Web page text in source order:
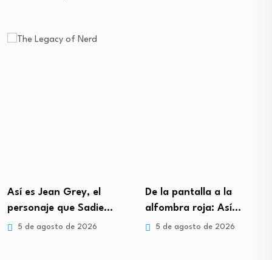
Así es Jean Grey, el
personaje que Sadie…
5 de agosto de 2026
De la pantalla a la
alfombra roja: Así…
5 de agosto de 2026